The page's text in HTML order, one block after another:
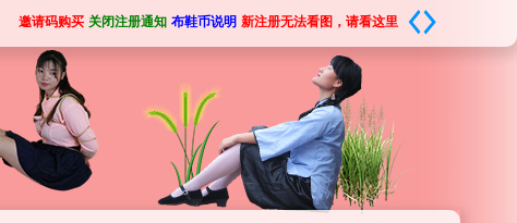
邀请码购买 关闭注册通知 布鞋币说明 新注册无法看图，请看这里